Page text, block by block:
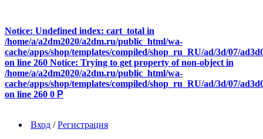
Notice: Undefined index: cart_total in
/home/a/a2dm2020/a2dm.ru/public_html/wa-
cache/apps/shop/templates/compiled/shop_ru_RU/ad/3d/07/
on line 260 Notice: Trying to get property of non-object in
/home/a/a2dm2020/a2dm.ru/public_html/wa-
cache/apps/shop/templates/compiled/shop_ru_RU/ad/3d/07/
on line 260 0 Р
Вход /Регистрация